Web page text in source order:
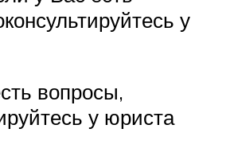
у
вопросы,
у юриста